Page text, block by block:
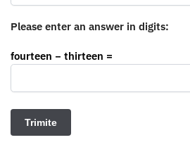
Please enter an answer in digits:
fourteen − thirteen =